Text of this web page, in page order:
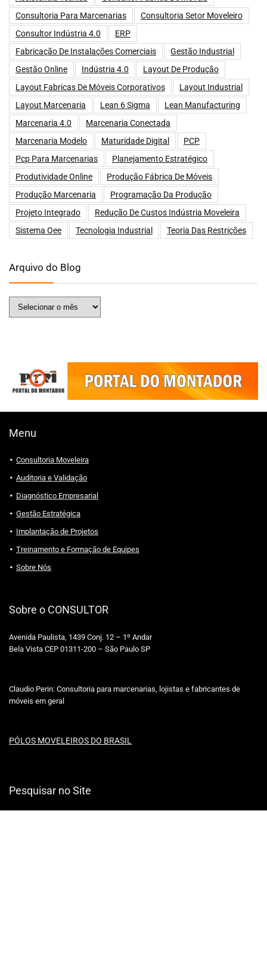
Consultoria Para Marcenarias
Consultoria Setor Moveleiro
Consultor Indústria 4.0
ERP
Fabricação De Instalações Comerciais
Gestão Industrial
Gestão Online
Indústria 4.0
Layout De Produção
Layout Fabricas De Móveis Corporativos
Layout Industrial
Layout Marcenaria
Lean 6 Sigma
Lean Manufacturing
Marcenaria 4.0
Marcenaria Conectada
Marcenaria Modelo
Maturidade Digital
PCP
Pcp Para Marcenarias
Planejamento Estratégico
Produtividade Online
Produção Fábrica De Móveis
Produção Marcenaria
Programação Da Produção
Projeto Integrado
Redução De Custos Indústria Moveleira
Sistema Oee
Tecnologia Industrial Teoria Das Restrições
Arquivo do Blog
Menu
Consultoria Moveleira
Auditoria e Validação
Diagnóstico Empresarial
Gestão Estratégica
Implantação de Projetos
Treinamento e Formação de Equipes
Sobre Nós
Sobre o CONSULTOR
Avenida Paulista, 1439 Conj. 12 – 1º Andar
Bela Vista CEP 01311-200 – São Paulo SP
Claudio Perin: Consultoria para marcenarias, lojistas e fabricantes de
móveis em geral
PÓLOS MOVELEIROS DO BRASIL
Pesquisar no Site